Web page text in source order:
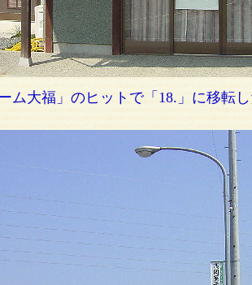
ーム大福」のヒットで「18.」に移転